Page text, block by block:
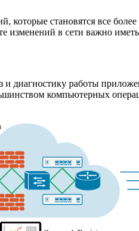
которые становятся все
изменений в сети важно
диагностику работы
компьютерных